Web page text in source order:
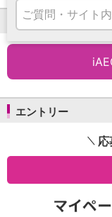
パンフレット
会社情報
iAEONアプリを登録
エントリー
応